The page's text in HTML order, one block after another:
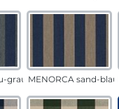
grau MENORCA sand-blau